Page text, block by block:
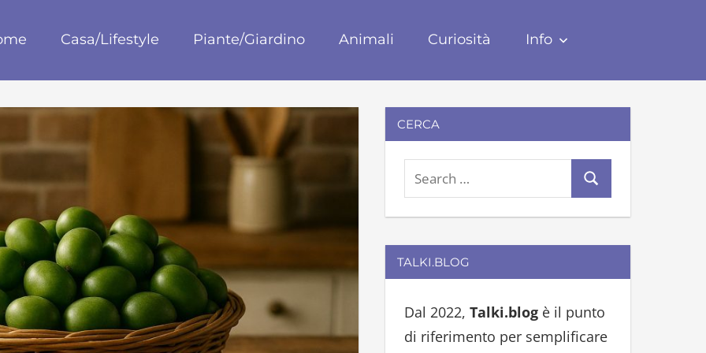
Casa/Lifestyle Piante/Giardino Animali Curiosità Info
CERCA
e
a
r
c
f
o
e
c
TALKI.BLOG
Dal 2022, Talki.blogè il punto
di riferimento per semplificare